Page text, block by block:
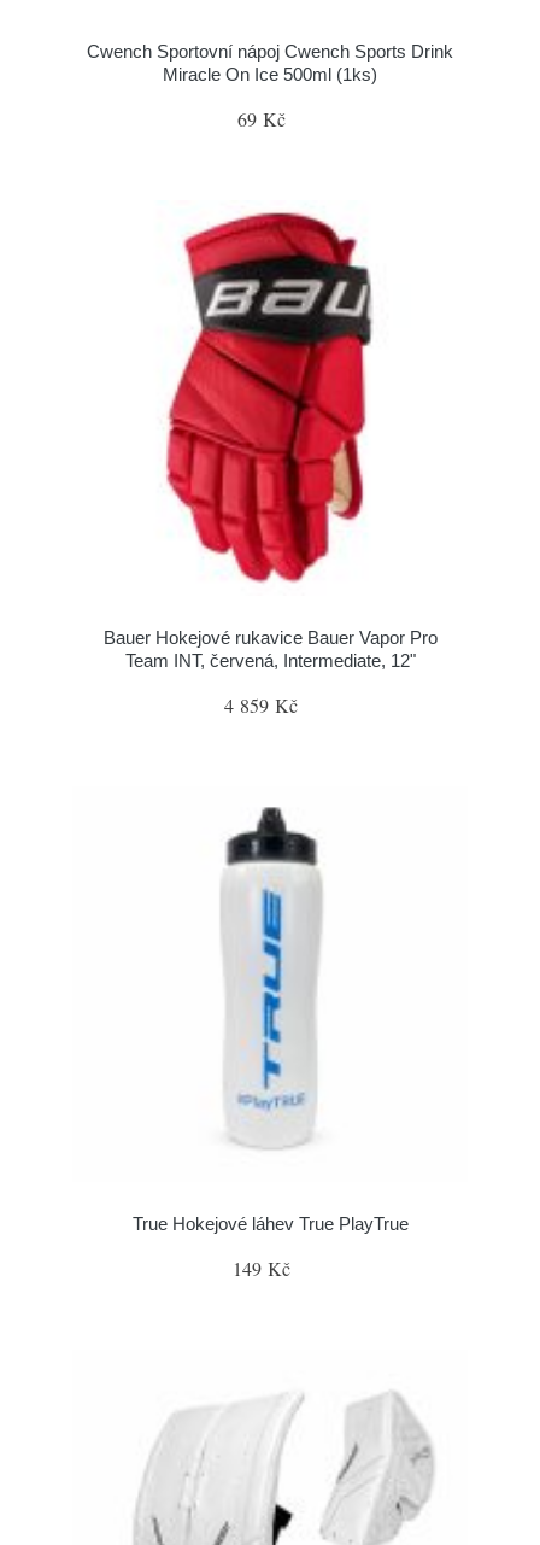
Cwench Sportovní nápoj Cwench Sports Drink
Miracle On Ice 500ml (1ks)
69 Kč
Bauer Hokejové rukavice Bauer Vapor Pro
Team INT, červená, Intermediate, 12"
4 859 Kč
True Hokejové láhev True PlayTrue
149 Kč